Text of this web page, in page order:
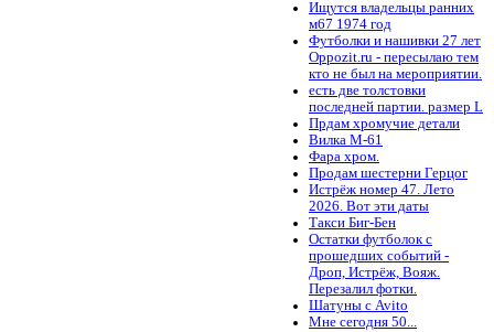
Ищутся владельцы ранних
м67 1974 год
Футболки и нашивки 27 лет
Oppozit.ru - пересылаю тем
кто не был на мероприятии.
есть две толстовки
последней партии. размер L
Прдам хромучие детали
Вилка М-61
Фара хром.
Продам шестерни Герцог
Истрёж номер 47. Лето
2026. Вот эти даты
Такси Биг-Бен
Остатки футболок с
прошедших событий -
Дроп, Истрёж, Вояж.
Перезалил фотки.
Шатуны с Avito
Мне сегодня 50...